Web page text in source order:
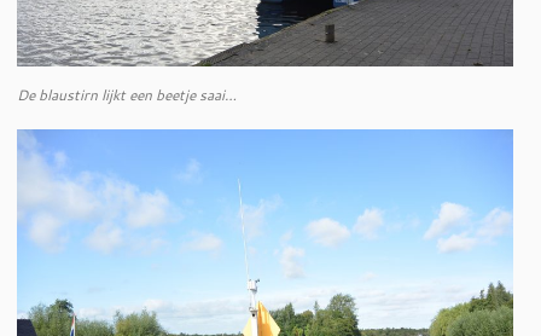
De blaustirn lijkt een beetje saai…